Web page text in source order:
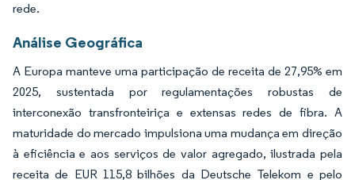
rede.
Análise Geográfica
A Europa manteve uma participação de receita de 27,95% em
2025, sustentada por regulamentações robustas de
interconexão transfronteiriça e extensas redes de fibra. A
maturidade do mercado impulsiona uma mudança em direção
à eficiência e aos serviços de valor agregado, ilustrada pela
receita de EUR 115,8 bilhões da Deutsche Telekom e pelo